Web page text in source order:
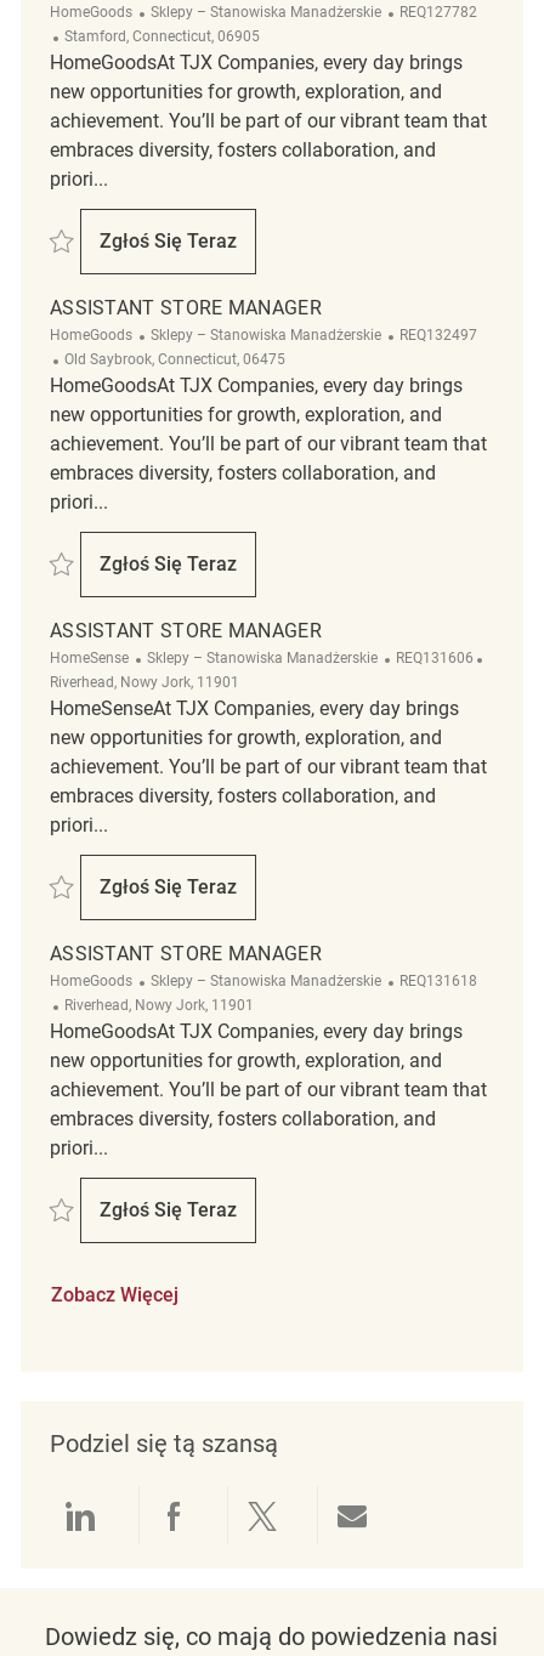
HomeGoods Kategoria
Sklepy – Stanowiska Manadżerskie ReqId
REQ127782
Lokalizacja
Stamford, Connecticut, 06905
HomeGoodsAt TJX Companies, every day brings
new opportunities for growth, exploration, and
achievement. You’ll be part of our vibrant team that
embraces diversity, fosters collaboration, and
priori...
Zapisać Assistant Store Manager REQ127782
Zgłoś Się Teraz
Assistant Store Manager
ASSISTANT STORE MANAGER
HomeGoods Kategoria
Sklepy – Stanowiska Manadżerskie ReqId
REQ132497
Lokalizacja
Old Saybrook, Connecticut, 06475
HomeGoodsAt TJX Companies, every day brings
new opportunities for growth, exploration, and
achievement. You’ll be part of our vibrant team that
embraces diversity, fosters collaboration, and
priori...
Zapisać Assistant Store Manager REQ132497
Zgłoś Się Teraz
Assistant Store Manager
ASSISTANT STORE MANAGER
HomeSense Kategoria
Sklepy – Stanowiska Manadżerskie ReqId
REQ131606
Riverhead, Nowy Jork, 11901
HomeSenseAt TJX Companies, every day brings
new opportunities for growth, exploration, and
achievement. You’ll be part of our vibrant team that
embraces diversity, fosters collaboration, and
priori...
Zapisać Assistant Store Manager REQ131606
Zgłoś Się Teraz
Assistant Store Manager
ASSISTANT STORE MANAGER
HomeGoods Kategoria
Sklepy – Stanowiska Manadżerskie ReqId
REQ131618
Lokalizacja
Riverhead, Nowy Jork, 11901
HomeGoodsAt TJX Companies, every day brings
new opportunities for growth, exploration, and
achievement. You’ll be part of our vibrant team that
embraces diversity, fosters collaboration, and
priori...
Zapisać Assistant Store Manager REQ131618
Zgłoś Się Teraz
Assistant Store Manager
Zobacz Więcej
Podziel się tą szansą
Udostępnianie przez LinkedIn
Udostępnianie przez
Udostępnij przez
Dowiedz się, co mają do powiedzenia nasi